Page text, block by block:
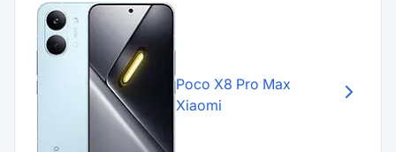
Poco X8 Pro Max
Xiaomi